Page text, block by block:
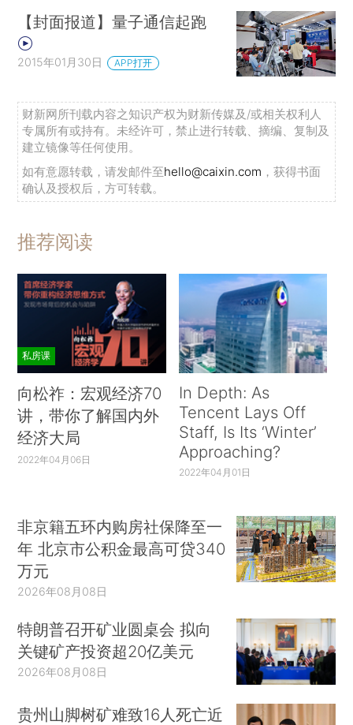
【封面报道】量子通信起跑
2015年01月30日 APP打开
财新网所刊载内容之知识产权为财新传媒及/或相关权利人
专属所有或持有。未经许可，禁止进行转载、摘编、复制及
建立镜像等任何使用。
如有意愿转载，请发邮件至hello@caixin.com ，获得书面
确认及授权后，方可转载。
推荐阅读
私房课
向松祚：宏观经济70
讲，带你了解国内外
经济大局
2022年04月06日
In Depth: As
Tencent Lays Off
Staff, Is Its ‘Winter’
Approaching?
2022年04月01日
非京籍五环内购房社保降至一
年 北京市公积金最高可贷340
万元
2026年08月08日
特朗普召开矿业圆桌会 拟向
关键矿产投资超20亿美元
2026年08月08日
贵州山脚树矿难致16人死亡近